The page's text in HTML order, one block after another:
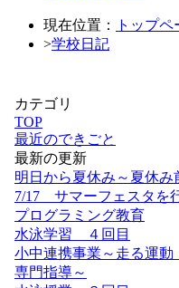
現在位置：
トップペ
>学校日記